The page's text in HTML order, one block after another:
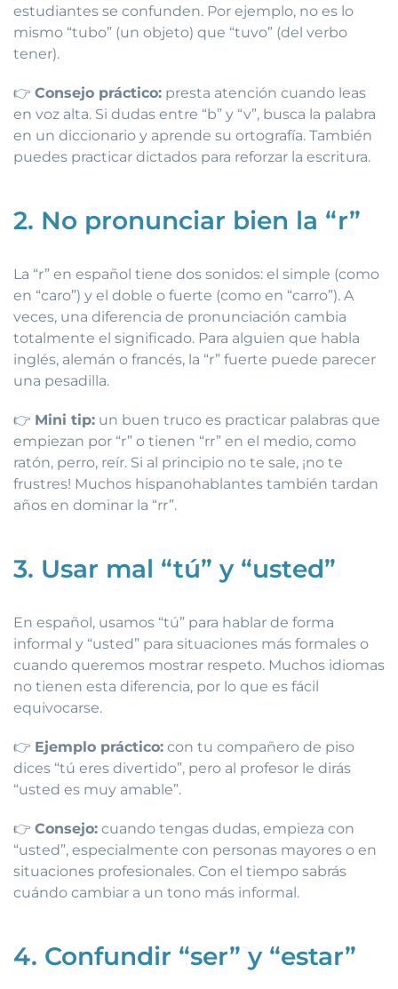
estudiantes se confunden. Por ejemplo, no es lo
mismo “tubo” (un objeto) que “tuvo” (del verbo
tener).
👉 Consejo práctico: presta atención cuando leas
en voz alta. Si dudas entre “b” y “v”, busca la palabra
en un diccionario y aprende su ortografía. También
puedes practicar dictados para reforzar la escritura.
2. No pronunciar bien la “r”
La “r” en español tiene dos sonidos: el simple (como
en “caro”) y el doble o fuerte (como en “carro”). A
veces, una diferencia de pronunciación cambia
totalmente el significado. Para alguien que habla
inglés, alemán o francés, la “r” fuerte puede parecer
una pesadilla.
👉 Mini tip: un buen truco es practicar palabras que
empiezan por “r” o tienen “rr” en el medio, como
ratón, perro, reír. Si al principio no te sale, ¡no te
frustres! Muchos hispanohablantes también tardan
años en dominar la “rr”.
3. Usar mal “tú” y “usted”
En español, usamos “tú” para hablar de forma
informal y “usted” para situaciones más formales o
cuando queremos mostrar respeto. Muchos idiomas
no tienen esta diferencia, por lo que es fácil
equivocarse.
👉 Ejemplo práctico: con tu compañero de piso
dices “tú eres divertido”, pero al profesor le dirás
“usted es muy amable”.
👉 Consejo: cuando tengas dudas, empieza con
“usted”, especialmente con personas mayores o en
situaciones profesionales. Con el tiempo sabrás
cuándo cambiar a un tono más informal.
4. Confundir “ser” y “estar”